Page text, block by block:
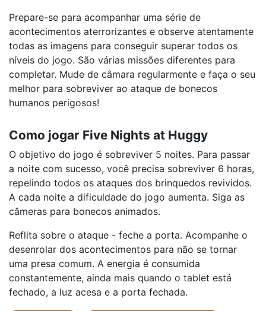
Prepare-se para acompanhar uma série de
acontecimentos aterrorizantes e observe atentamente
todas as imagens para conseguir superar todos os
níveis do jogo. São várias missões diferentes para
completar. Mude de câmara regularmente e faça o seu
melhor para sobreviver ao ataque de bonecos
humanos perigosos!
Como jogar Five Nights at Huggy
O objetivo do jogo é sobreviver 5 noites. Para passar
a noite com sucesso, você precisa sobreviver 6 horas,
repelindo todos os ataques dos brinquedos revividos.
A cada noite a dificuldade do jogo aumenta. Siga as
câmeras para bonecos animados.
Reflita sobre o ataque - feche a porta. Acompanhe o
desenrolar dos acontecimentos para não se tornar
uma presa comum. A energia é consumida
constantemente, ainda mais quando o tablet está
fechado, a luz acesa e a porta fechada.